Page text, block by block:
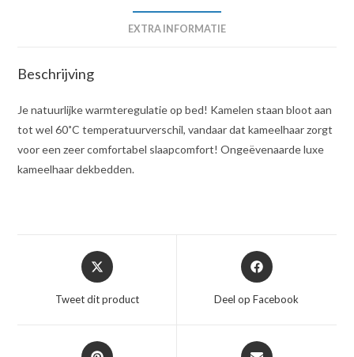
EXTRA INFORMATIE
Beschrijving
Je natuurlijke warmteregulatie op bed! Kamelen staan bloot aan
tot wel 60˚C temperatuurverschil, vandaar dat kameelhaar zorgt
voor een zeer comfortabel slaapcomfort! Ongeëvenaarde luxe
kameelhaar dekbedden.
Opent
in
nieuw
Tweet dit product
Opent
in
nieuw
Deel op Facebook
Opent
Opent